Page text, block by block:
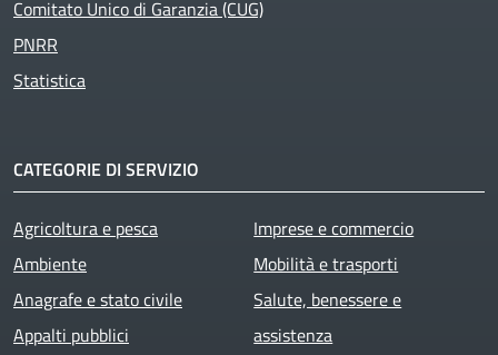
Comitato Unico di Garanzia (CUG)
PNRR
Statistica
CATEGORIE DI SERVIZIO
Agricoltura e pesca
Ambiente
Anagrafe e stato civile
Appalti pubblici
Imprese e commercio
Mobilità e trasporti
Salute, benessere e
assistenza